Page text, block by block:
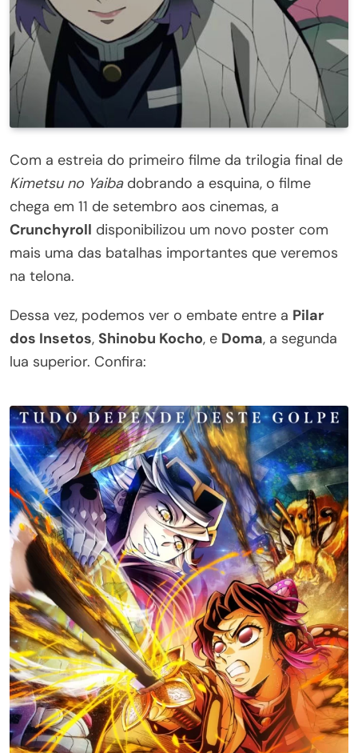
Com a estreia do primeiro filme da trilogia final de
Kimetsu no Yaibadobrando a esquina, o filme
chega em 11 de setembro aos cinemas, a
Crunchyroll disponibilizou um novo poster com
mais uma das batalhas importantes que veremos
na telona.
Dessa vez, podemos ver o embate entre a Pilar
dos Insetos, Shinobu Kocho, e Doma, a segunda
lua superior. Confira: